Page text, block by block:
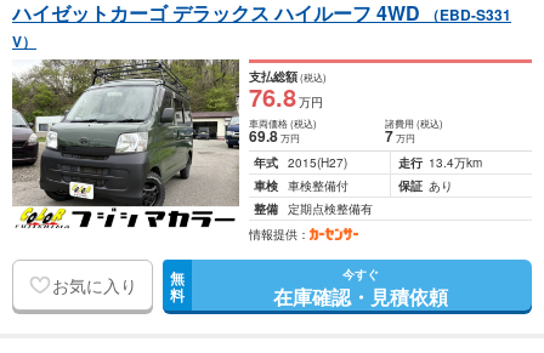
ハイゼットカーゴ デラックス ハイルーフ 4WD
（EBD-S331
V）
支払総額(税込)
76.8万円
車両価格(税込)
69.8万円
諸費用 (税込)
7 万円
年式 2015(H27) 走行 13.4万km
車検 車検整備付 保証 あり
整備 定期点検整備有
情報提供：
お気に入り 無
料
今すぐ
在庫確認・見積依頼